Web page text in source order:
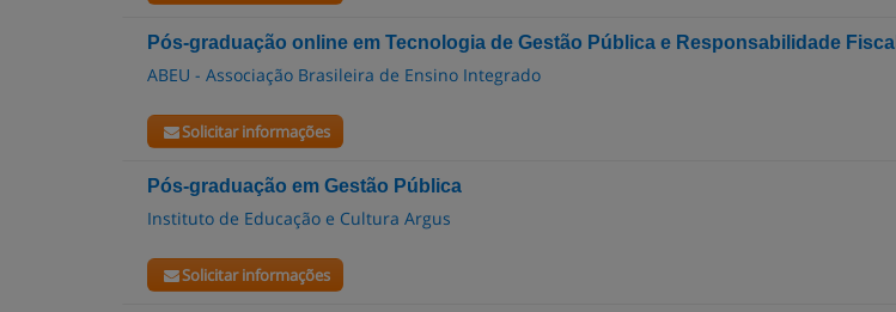
Pós-graduação online em Tecnologia de Gestão Pública e Responsabilidade Fiscal
ABEU - Associação Brasileira de Ensino Integrado
Solicitar informações
Pós-graduação em Gestão Pública
Instituto de Educação e Cultura Argus
Solicitar informações